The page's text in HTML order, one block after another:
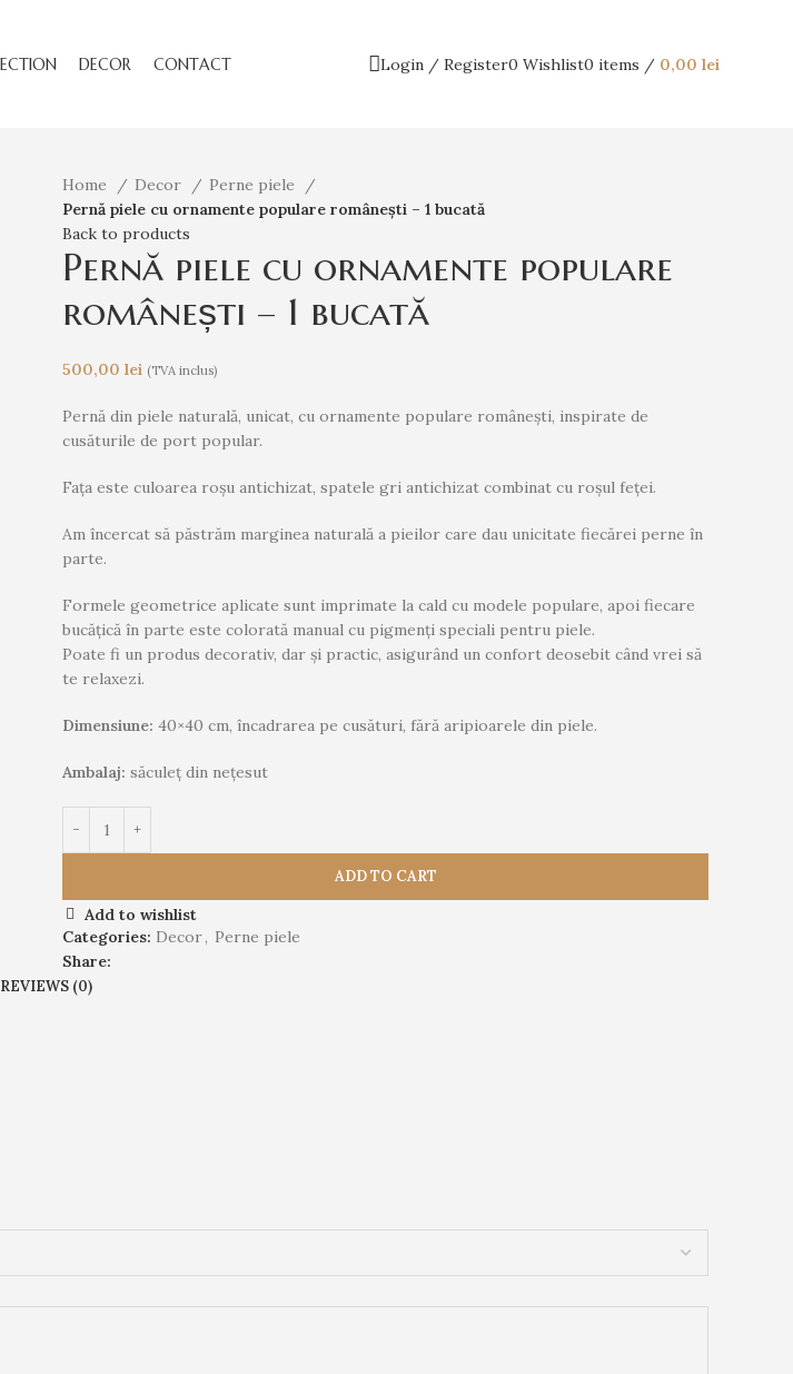
DECOR CONTACT Login / Register0 Wishlist0 items / 0,00 lei
Home Decor
Perne piele
Pernă piele cu ornamente populare românești – 1 bucată
Back to products
Pernă piele cu ornamente populare
românești – 1 bucată
500,00 lei (TVA inclus)
Pernă din piele naturală, unicat, cu ornamente populare românești, inspirate de
cusăturile de port popular.
Fața este culoarea roșu antichizat, spatele gri antichizat combinat cu roșul feței.
Am încercat să păstrăm marginea naturală a pieilor care dau unicitate fiecărei perne în
parte.
Formele geometrice aplicate sunt imprimate la cald cu modele populare, apoi fiecare
bucățică în parte este colorată manual cu pigmenți speciali pentru piele.
Poate fi un produs decorativ, dar și practic, asigurând un confort deosebit când vrei să
te relaxezi.
Dimensiune: 40×40 cm, încadrarea pe cusături, fără aripioarele din piele.
Ambalaj: săculeț din nețesut
ADD TO CART
Add to wishlist
Categories: Decor, Perne piele
Share:
REVIEWS (0)